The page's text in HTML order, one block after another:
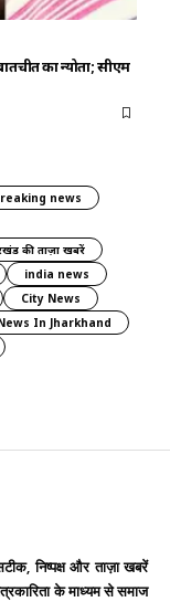
का न्योता; सीएम
news
की ताज़ा खबरें
india news
City News
In Jharkhand
निष्पक्ष और ताज़ा खबरें
के माध्यम से समाज